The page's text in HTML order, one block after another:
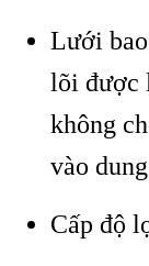
Lưới
lõi được
không
vào
Cấp độ